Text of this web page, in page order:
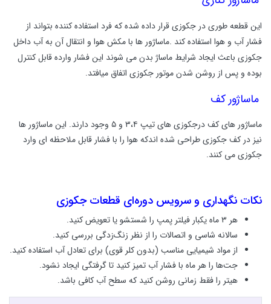
این قطعه طوری در جکوزی قرار داده شده که فرد استفاده کننده بتواند از
فشار آب و هوا استفاده کند‌ .ماساژور ها با مکش هوا و انتقال آن به آب داخل
جکوزی باعث ایجاد شرایط ماساژ بدن می شوند این فشار وارده قابل کنترل
بوده و پس از روشن شدن موتور جکوزی اتفاق میافتد.
ماساژور کف
ماساژور های کف درجکوزی های تیپ ۳،۴ و ۵ وجود دارند. این ماساژور ها
نیز در کف جکوزی طراحی شده اندکه هوا را با فشار قابل ملاحظه ای وارد
جکوزی می کنند.
نکات نگهداری و سرویس دوره‌ای قطعات جکوزی
هر ۳ ماه یکبار فیلتر پمپ را شستشو یا تعویض کنید.
سالانه شاسی و اتصالات را از نظر زنگ‌زدگی بررسی کنید.
از مواد شیمیایی مناسب (بدون کلر قوی) برای تعادل آب استفاده کنید.
جت‌ها را هر ماه با فشار آب تمیز کنید تا گرفتگی ایجاد نشود.
هیتر را فقط زمانی روشن کنید که سطح آب کافی باشد.